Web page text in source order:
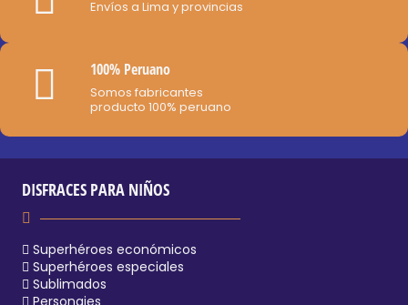
Envíos a Lima y provincias
100% Peruano
Somos fabricantes
producto 100% peruano
DISFRACES PARA NIÑOS
Superhéroes económicos
Superhéroes especiales
Sublimados
Personajes